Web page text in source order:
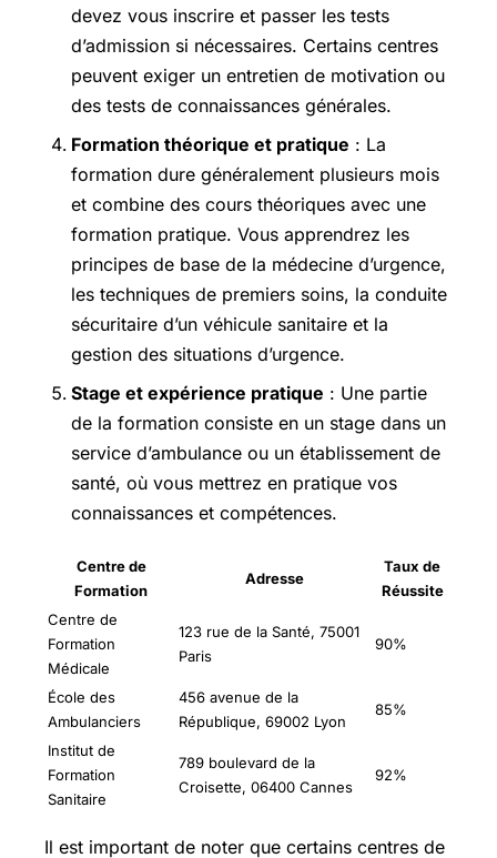
devez vous inscrire et passer les tests
d’admission si nécessaires. Certains centres
peuvent exiger un entretien de motivation ou
des tests de connaissances générales.
Formation théorique et pratique : La
formation dure généralement plusieurs mois
et combine des cours théoriques avec une
formation pratique. Vous apprendrez les
principes de base de la médecine d’urgence,
les techniques de premiers soins, la conduite
sécuritaire d’un véhicule sanitaire et la
gestion des situations d’urgence.
Stage et expérience pratique : Une partie
de la formation consiste en un stage dans un
service d’ambulance ou un établissement de
santé, où vous mettrez en pratique vos
connaissances et compétences.
Centre de
Formation
Adresse
Taux de
Réussite
Centre de
Formation
Médicale
123 rue de la Santé, 75001
Paris
90%
École des
Ambulanciers
456 avenue de la
République, 69002 Lyon
85%
Institut de
Formation
Sanitaire
789 boulevard de la
Croisette, 06400 Cannes
92%
Il est important de noter que certains centres de